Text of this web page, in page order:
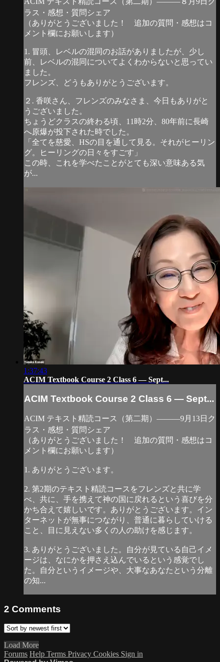
ラス・感想・質問シェア
（ありがとうございました！ 追加の質問・感想はコ
メント欄にお願いします）
1. 冒頭、レベルの混同のお話がありましたが、少し
前、レベルの混同についてよくわからないと思ってい
ました。
フレンズ、どうもありがとうございます。
２. 香咲さん、フレンズのみなさま、今日もありがと
うございました。
ちょうどクラスの終わる頃、11時2分、80年前に長崎
へ原爆が投下された時でした。
「全てを慈愛、HSの目を通して見る。それがヒーリン
グ。ヒーリングの日々をすごす」
この時、これを学べたことがとても深い意味ある気
が...
1:37:43
ACIM Textbook Course 2 Class 6 — Sept...
ACIM Textbook Course 2 Class 6 — Sept...
ACIM テキスト精読コース（第二期）―――9月13日ク
ラス・感想・質問シェア
（ありがとうございました！ 追加の質問・感想はコ
メント欄にお願いします）
1. ありがとうございます。
2. 第2期のテキスト精読コースをフレンズと共に学
べ、共に、手を携えて神の国に戻れるという喜びを分
かち合えて嬉しいです。ありがとうございます。イン
ターネットが無事につながり、普通に暮らしていける
こと、目に見えない多くの人の助けを感じます。
3. ありがとうございました。自分が見ている自己イメ
ージは、なにかを押さえ込んでいるという感覚でし
た。自分というイメージや、大事なあなたという分離
の知...
2 Comments
Load More
Forums Help Terms Privacy Cookies Sign in